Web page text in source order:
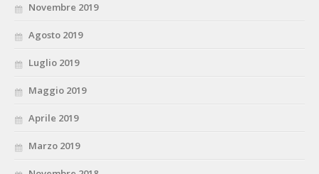
Novembre 2019
Agosto 2019
Luglio 2019
Maggio 2019
Aprile 2019
Marzo 2019